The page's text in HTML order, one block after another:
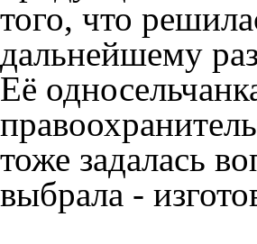
того, что
дальнейшему
Её
тоже задалась
выбрала -